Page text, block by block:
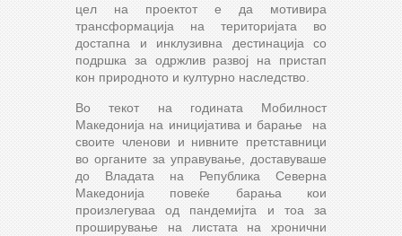
цел на проектот е да мотивира
трансформација на територијата во
достапна и инклузивна дестинација со
подршка за одржлив развој на пристап
кон природното и културно наследство.
Во текот на годината Мобилност
Македонија на иницијатива и барање на
своите членови и нивните претставници
во органите за управување, доставуваше
до Владата на Република Северна
Македонија повеќе барања кои
произлегуваа од пандемијта и тоа за
проширување на листата на хронични